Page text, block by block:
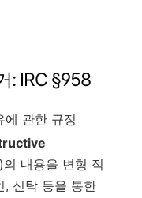
: IRC §958
에 관한 규정
내용을 변형 적
, 신탁 등을 통한